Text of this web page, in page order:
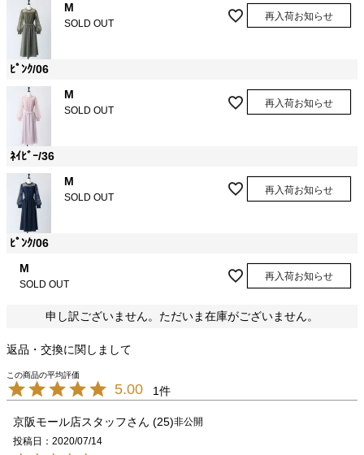
M
SOLD OUT
再入荷お知らせ
ﾋﾟﾝｸ/06
M
SOLD OUT
再入荷お知らせ
ﾈｲﾋﾞｰ/36
M
SOLD OUT
再入荷お知らせ
ﾋﾟﾝｸ/06
M
SOLD OUT
再入荷お知らせ
申し訳ございません。ただいま在庫がございません。
返品・交換に関しまして
5.00 1
京阪モール店スタッフ 25 非公開
投稿日
2020/07/14